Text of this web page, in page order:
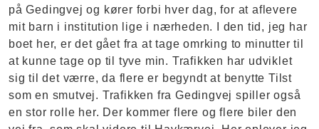
på Gedingvej og kører forbi hver dag, for at aflevere
mit barn i institution lige i nærheden. I den tid, jeg har
boet her, er det gået fra at tage omrking to minutter til
at kunne tage op til tyve min. Trafikken har udviklet
sig til det værre, da flere er begyndt at benytte Tilst
som en smutvej. Trafikken fra Gedingvej spiller også
en stor rolle her. Der kommer flere og flere biler den